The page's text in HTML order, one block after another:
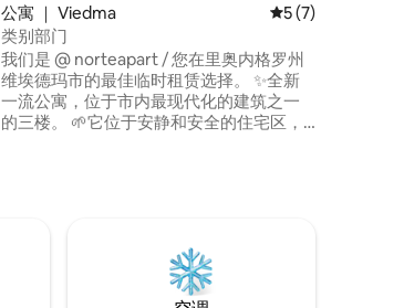
公寓 ｜ Viedma 平均评分 5 分（
5 (7)
类别部门
我们是 @ norteapart / 您在里奥内格罗州
维埃德玛市的最佳临时租赁选择。 ✨全新
一流公寓，位于市内最现代化的建筑之一
的三楼。 🌱它位于安静和安全的住宅区，